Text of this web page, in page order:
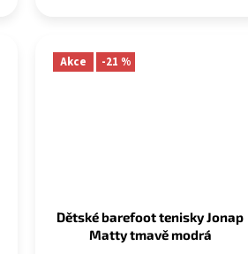
Akce -21 %
Dětské barefoot tenisky Jonap
Matty tmavě modrá